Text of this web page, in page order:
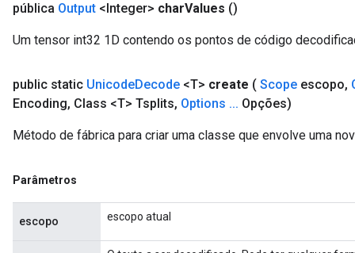
pública Output <Integer> charValues ()
Um tensor int32 1D contendo os pontos de código
public static UnicodeDecode <T> create ( Scope escopo,
Encoding, Class <T> Tsplits, Options ... Opções)
Método de fábrica para criar uma classe que envolve uma
Parâmetros
escopo escopo atual